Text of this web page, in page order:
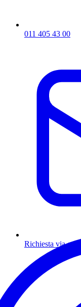
011 405 43 00
Richiesta via email